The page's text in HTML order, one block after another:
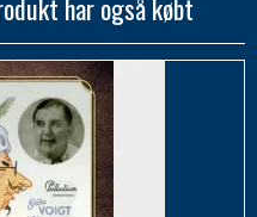
har også købt